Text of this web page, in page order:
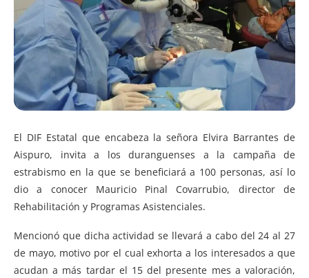
El DIF Estatal que encabeza la señora Elvira Barrantes de
Aispuro, invita a los duranguenses a la campaña de
estrabismo en la que se beneficiará a 100 personas, así lo
dio a conocer Mauricio Pinal Covarrubio, director de
Rehabilitación y Programas Asistenciales.
Mencionó que dicha actividad se llevará a cabo del 24 al 27
de mayo, motivo por el cual exhorta a los interesados a que
acudan a más tardar el 15 del presente mes a valoración,